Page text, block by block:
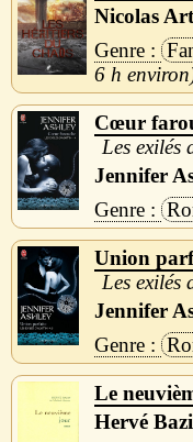
Nicolas
6 h
Cœur
Les exilés
Jennifer
Union
Les exilés
Jennifer
Le
Hervé